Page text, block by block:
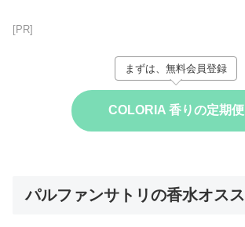
[PR]
まずは、無料会員登録
COLORIA 香りの定期便
パルファンサトリの香水オス